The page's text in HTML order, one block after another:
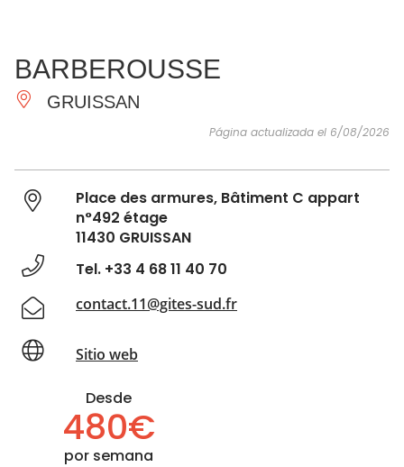
IMPRESCINDIBLES
HACER
BARBEROUSSE
GRUISSAN
Página actualizada el 6/08/2026
Place des armures, Bâtiment C appart
n°492 étage
11430 GRUISSAN
Tel. +33 4 68 11 40 70
contact.11@gites-sud.fr
Sitio web
Desde
480€
por semana